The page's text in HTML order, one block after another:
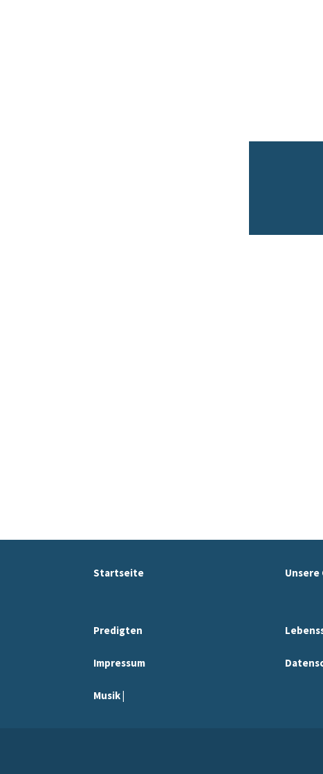
Startseite
Predigten
Impressum
Musik |